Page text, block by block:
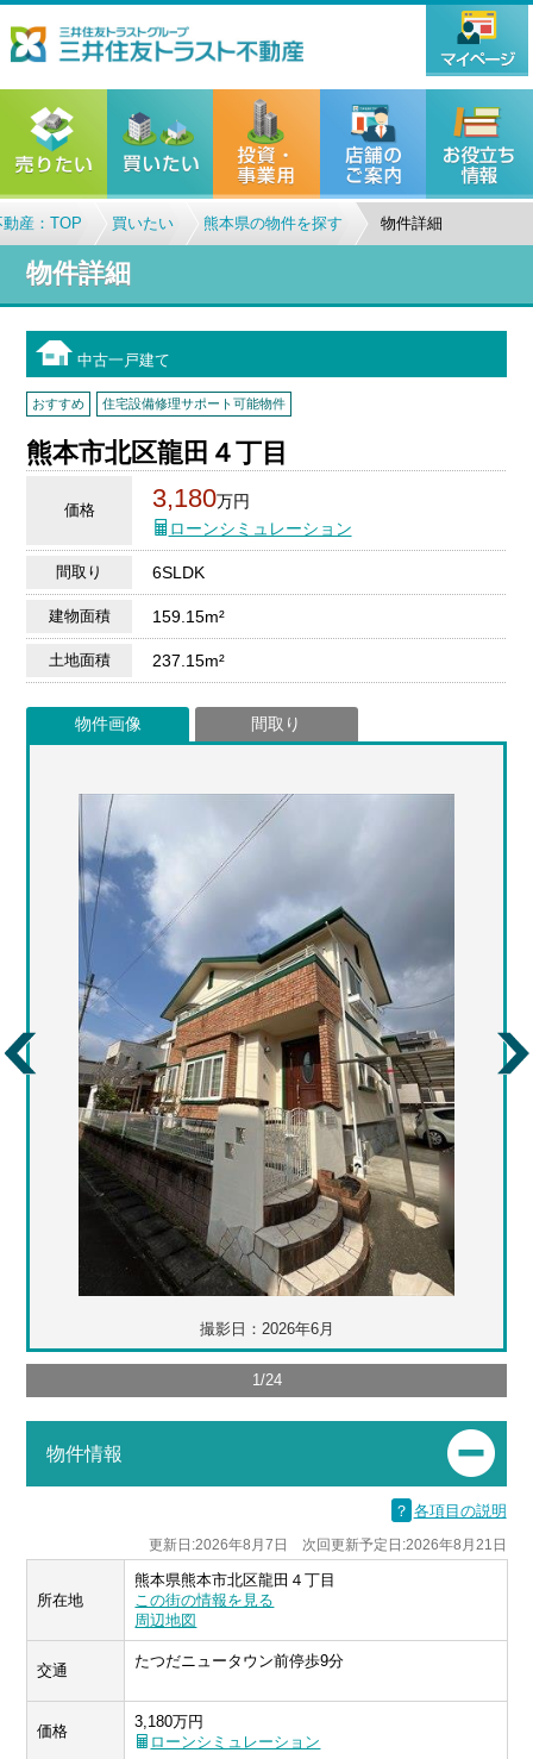
産：TOP 買いたい 熊本県の物件を探す 物件詳細
物件詳細
中古一戸建て
おすすめ 住宅設備修理サポート可能物件
熊本市北区龍田４丁目
価格 3,180万円
ローンシミュレーション
間取り 6SLDK
建物面積 159.15m²
土地面積 237.15m²
物件画像 間取り
撮影日：2026年6月
1/24
物件情報
？ 各項目の説明
更新日:2026年8月7日 次回更新予定日:2026年8月21日
所在地
熊本県熊本市北区龍田４丁目
この街の情報を見る
周辺地図
交通
たつだニュータウン前停歩9分
価格
3,180万円
ローンシミュレーション